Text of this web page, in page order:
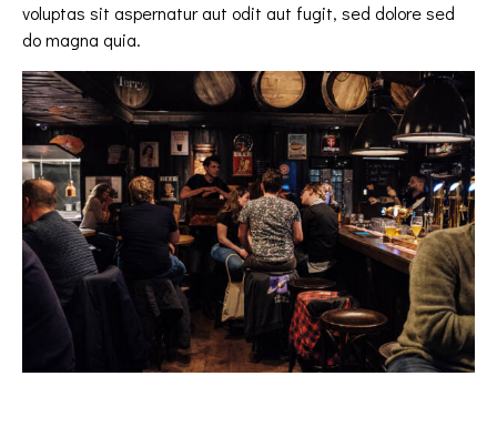
voluptas sit aspernatur aut odit aut fugit, sed dolore sed
do magna quia.